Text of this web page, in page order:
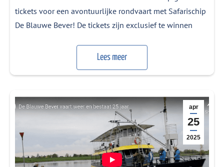
tickets voor een avontuurlijke rondvaart met Safarischip
De Blauwe Bever! De tickets zijn exclusief te winnen
dagwinnaars worden bekendgemaakt in Utrecht Komt
Thuis, elke avond tussen 18.00 en 19.00 uur, van
Lees meer
apr
25
2025